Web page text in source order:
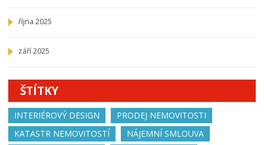
října 2025
září 2025
ŠTÍTKY
INTERIÉROVÝ DESIGN
PRODEJ NEMOVITOSTI
KATASTR NEMOVITOSTÍ
NÁJEMNÍ SMLOUVA